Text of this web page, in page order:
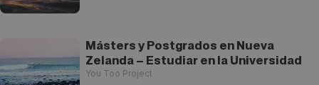
Másters y Postgrados en Nueva
Zelanda – Estudiar en la Universidad
You Too Project